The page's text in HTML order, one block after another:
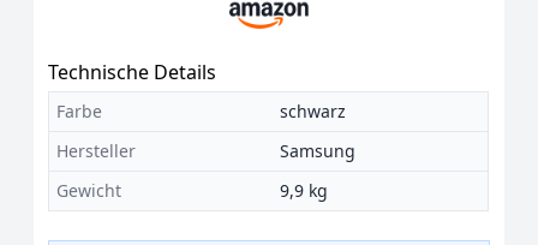
Technische Details
Farbe
schwarz
Hersteller
Samsung
Gewicht
9,9 kg